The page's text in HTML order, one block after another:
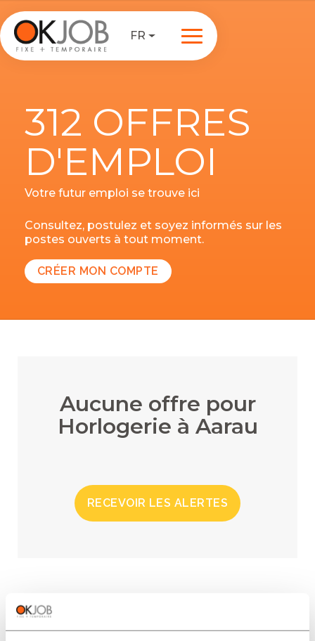
FR
312 OFFRES
D'EMPLOI
Votre futur emploi se trouve ici
Consultez, postulez et soyez informés sur les
postes ouverts à tout moment.
CRÉER MON COMPTE
Aucune offre pour
Horlogerie à Aarau
RECEVOIR LES ALERTES
RÉGIONS